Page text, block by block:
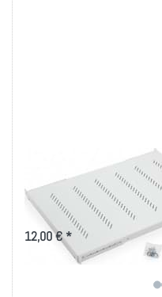
19 Zoll Fachboden
bis 80kg Belastung
in versch. Tiefen
12,00 € *